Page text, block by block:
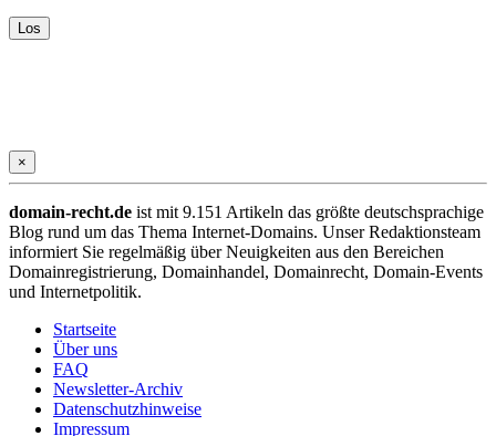
×
domain-recht.de ist mit 9.151 Artikeln das größte deutschsprachige
Blog rund um das Thema Internet-Domains. Unser Redaktionsteam
informiert Sie regelmäßig über Neuigkeiten aus den Bereichen
Domainregistrierung, Domainhandel, Domainrecht, Domain-Events
und Internetpolitik.
Startseite
Über uns
FAQ
Newsletter-Archiv
Datenschutzhinweise
Impressum